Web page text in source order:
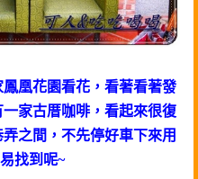
凰花園看花， 看著看著發
一家古厝咖啡，看起來很復
之間， 不先停好車下來用
找到呢~